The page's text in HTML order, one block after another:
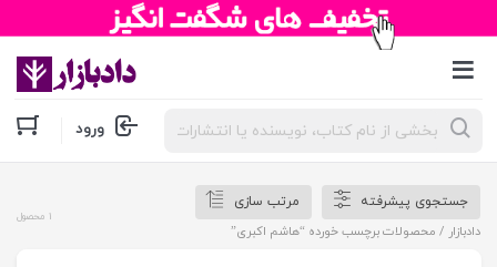
جستجوی
محصولات ورود
جستجوی پیشرفته
مرتب سازی
دادبازار / محصولات برچسب خورده “هاشم اکبری”
1 محصول